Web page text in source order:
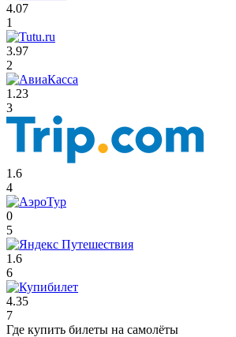
4.07
1
3.97
2
1.23
3
1.6
4
0
5
1.6
6
4.35
7
Где купить билеты на самолёты